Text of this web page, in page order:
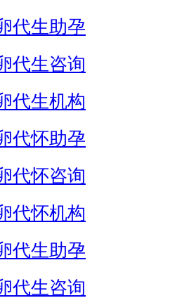
代生助孕
代生咨询
代生机构
代怀助孕
代怀咨询
代怀机构
代生助孕
代生咨询